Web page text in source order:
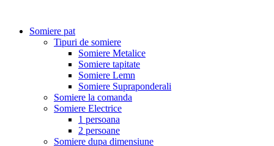
Somiere pat
Tipuri de somiere
Somiere Metalice
Somiere tapitate
Somiere Lemn
Somiere Supraponderali
Somiere la comanda
Somiere Electrice
1 persoana
2 persoane
Somiere dupa dimensiune